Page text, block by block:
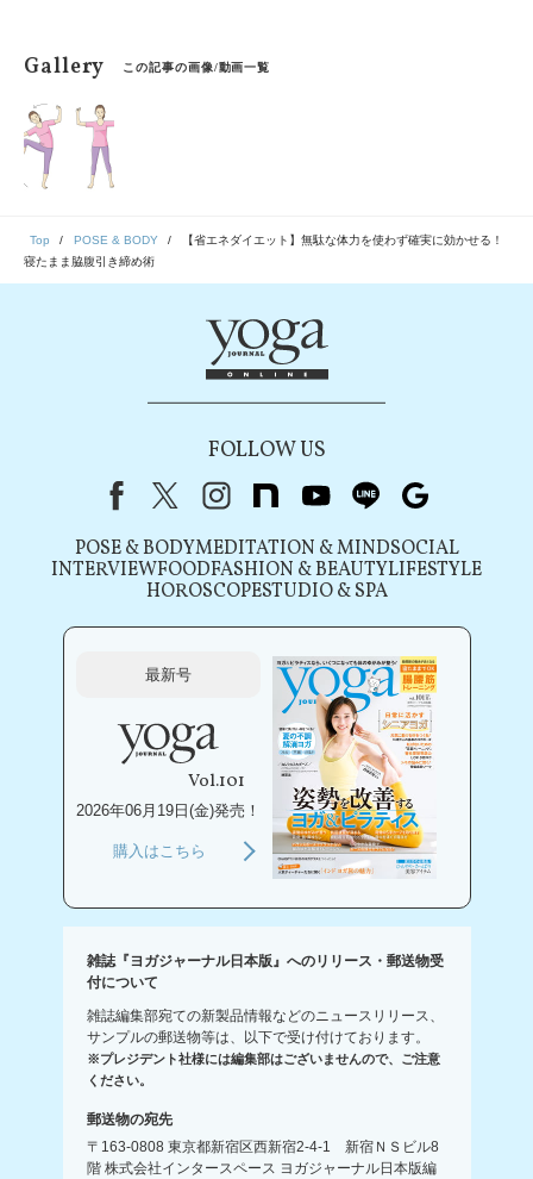
Gallery この記事の画像/動画一覧
Top POSE & BODY
【省エネダイエット】無駄な体力を使わず確実に効かせる！
寝たまま脇腹引き締め術
FOLLOW US
FacebookX（旧Twitter）
instagram
note youtubeline
POSE & BODYMEDITATION & MINDSOCIAL
INTERVIEWFOODFASHION & BEAUTYLIFESTYLE
HOROSCOPESTUDIO & SPA
最新号
Vol.101
2026年06月19日(金)発売！
購入はこちら
雑誌『ヨガジャーナル日本版』へのリリース・郵送物受
付について
雑誌編集部宛ての新製品情報などのニュースリリース、
サンプルの郵送物等は、以下で受け付けております。
※プレジデント社様には編集部はございませんので、ご注意
ください。
郵送物の宛先
〒163-0808 東京都新宿区西新宿2-4-1 新宿ＮＳビル8
階 株式会社インタースペース ヨガジャーナル日本版編